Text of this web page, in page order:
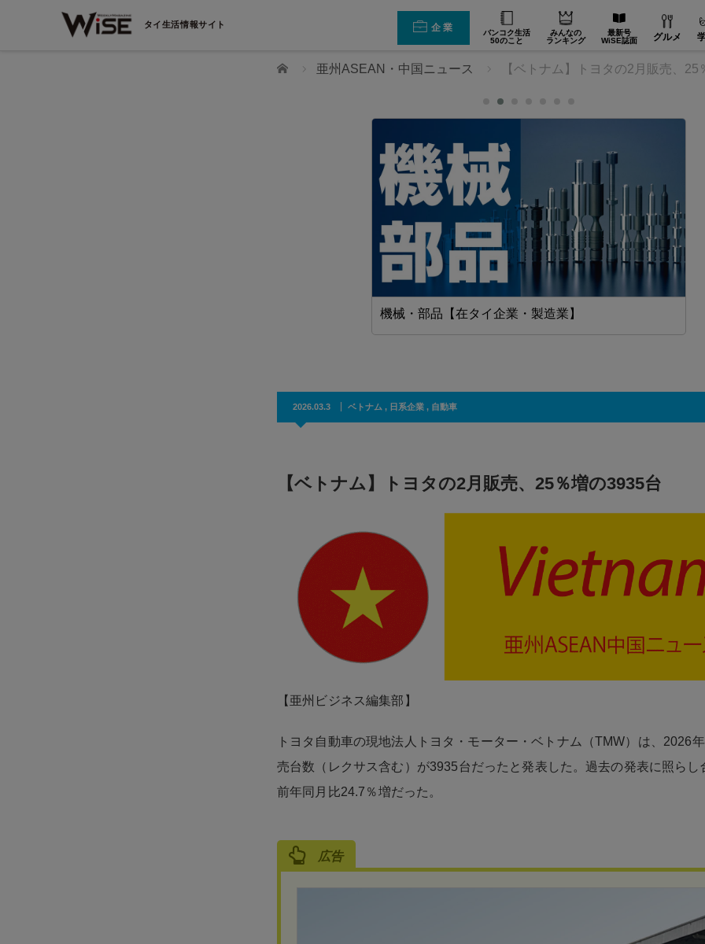
タイ生活情報サイト 企業
バンコク生活
50のこと
みんなの
ランキング
最新号
WiSE誌面
グルメ
ホーム 亜州ASEAN・中国ニュース 【ベトナム】トヨタの2月販売、25
機械・部品【在タイ企業・製造業】
2026.03.3 ベトナム , 日系企業 , 自動車
【ベトナム】トヨタの2月販売、25％増の3935台
【亜州ビジネス編集部】
トヨタ自動車の現地法人トヨタ・モーター・ベトナム（TMW）は、2026
売台数（レクサス含む）が3935台だったと発表した。過去の発表に照らし
前年同月比24.7％増だった。
広告